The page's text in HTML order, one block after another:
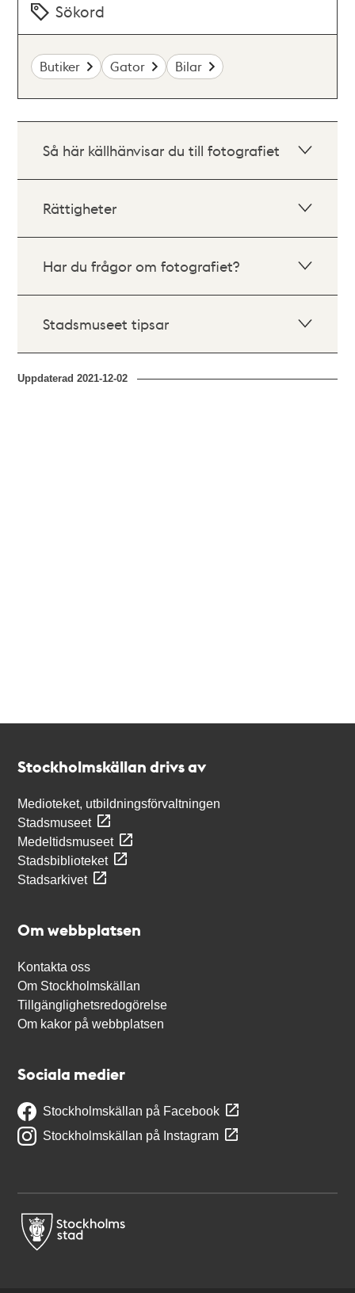
Sökord
Butiker Gator Bilar
Så här källhänvisar du till fotografiet
Rättigheter
Har du frågor om fotografiet?
Stadsmuseet tipsar
Uppdaterad2021-12-02
Stockholmskällan drivs av
Medioteket, utbildningsförvaltningen
Stadsmuseet
Medeltidsmuseet
Stadsbiblioteket
Stadsarkivet
Om webbplatsen
Kontakta oss
Om Stockholmskällan
Tillgänglighetsredogörelse
Om kakor på webbplatsen
Sociala medier
Stockholmskällan på Facebook
Stockholmskällan på Instagram